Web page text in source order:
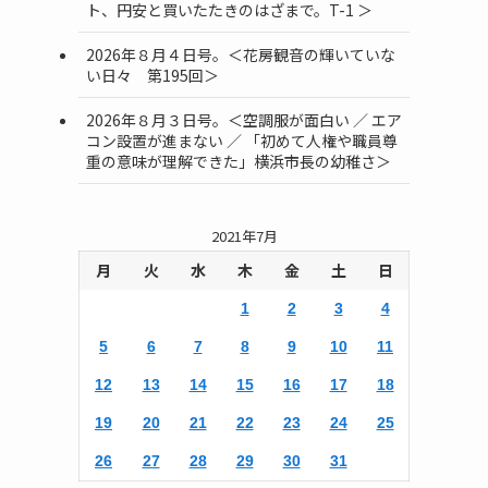
ト、円安と買いたたきのはざまで。T-1 ＞
2026年８月４日号。＜花房観音の輝いていな
い日々 第195回＞
2026年８月３日号。＜空調服が面白い ／ エア
コン設置が進まない ／ 「初めて人権や職員尊
重の意味が理解できた」横浜市長の幼稚さ＞
2021年7月
月 火 水 木 金 土 日
1 2 3 4
5 6 7 8 9 10 11
12 13 14 15 16 17 18
19 20 21 22 23 24 25
26 27 28 29 30 31